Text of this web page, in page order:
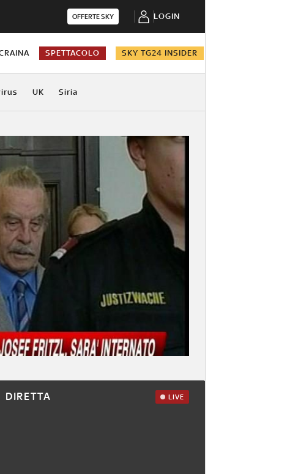
OFFERTE SKY LOGIN
SPETTACOLO SKY TG24 INSIDER
UK Siria
DIRETTA LIVE